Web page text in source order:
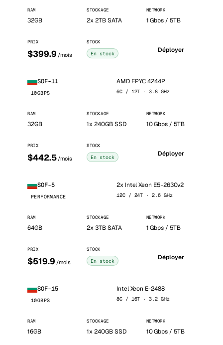
RAM
32GB
STOCKAGE
2x 2TB SATA
NETWORK
1 Gbps / 5TB
PRIX
$399.9 /mois
STOCK
En stock Déployer
SOF-11
10GBPS
AMD EPYC 4244P
6C / 12T · 3.8 GHz
RAM
32GB
STOCKAGE
1x 240GB SSD
NETWORK
10 Gbps / 5TB
PRIX
$442.5 /mois
STOCK
En stock Déployer
SOF-5
PERFORMANCE
2x Intel Xeon E5-2630v2
12C / 24T · 2.6 GHz
RAM
64GB
STOCKAGE
2x 3TB SATA
NETWORK
1 Gbps / 5TB
PRIX
$519.9 /mois
STOCK
En stock Déployer
SOF-15
10GBPS
Intel Xeon E-2488
8C / 16T · 3.2 GHz
RAM
16GB
STOCKAGE
1x 240GB SSD
NETWORK
10 Gbps / 5TB